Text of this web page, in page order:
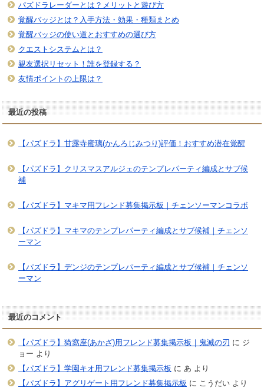
パズドラレーダーとは？メリットと遊び方
覚醒バッジとは？入手方法・効果・種類まとめ
覚醒バッジの使い道とおすすめの選び方
クエストシステムとは？
親友選択リセット！誰を登録する？
友情ポイントの上限は？
最近の投稿
【パズドラ】甘露寺蜜璃(かんろじみつり)評価！おすすめ潜在覚醒
【パズドラ】クリスマスアルジェのテンプレパーティ編成とサブ候
補
【パズドラ】マキマ用フレンド募集掲示板｜チェンソーマンコラボ
【パズドラ】マキマのテンプレパーティ編成とサブ候補｜チェンソ
ーマン
【パズドラ】デンジのテンプレパーティ編成とサブ候補｜チェンソ
ーマン
最近のコメント
【パズドラ】猗窩座(あかざ)用フレンド募集掲示板｜鬼滅の刃 に ジ
ョー より
【パズドラ】学園キオ用フレンド募集掲示板 に あ より
【パズドラ】アグリゲート用フレンド募集掲示板 に こうだいより